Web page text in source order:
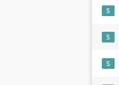
S
S
S